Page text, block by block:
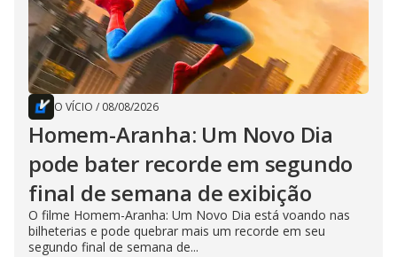
O VÍCIO / 08/08/2026
Homem-Aranha: Um Novo Dia
pode bater recorde em segundo
final de semana de exibição
O filme Homem-Aranha: Um Novo Dia está voando nas
bilheterias e pode quebrar mais um recorde em seu
segundo final de semana de...